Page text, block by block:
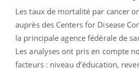
Les taux de mortalité par cancer
auprès des Centers for Disease
la principale agence fédérale de
Les analyses ont pris en compte
facteurs : niveau d’éducation,